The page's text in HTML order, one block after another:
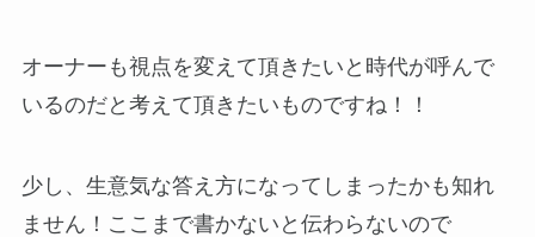
オーナーも視点を変えて頂きたいと時代が呼んで
いるのだと考えて頂きたいものですね！！
少し、生意気な答え方になってしまったかも知れ
ません！ここまで書かないと伝わらないので